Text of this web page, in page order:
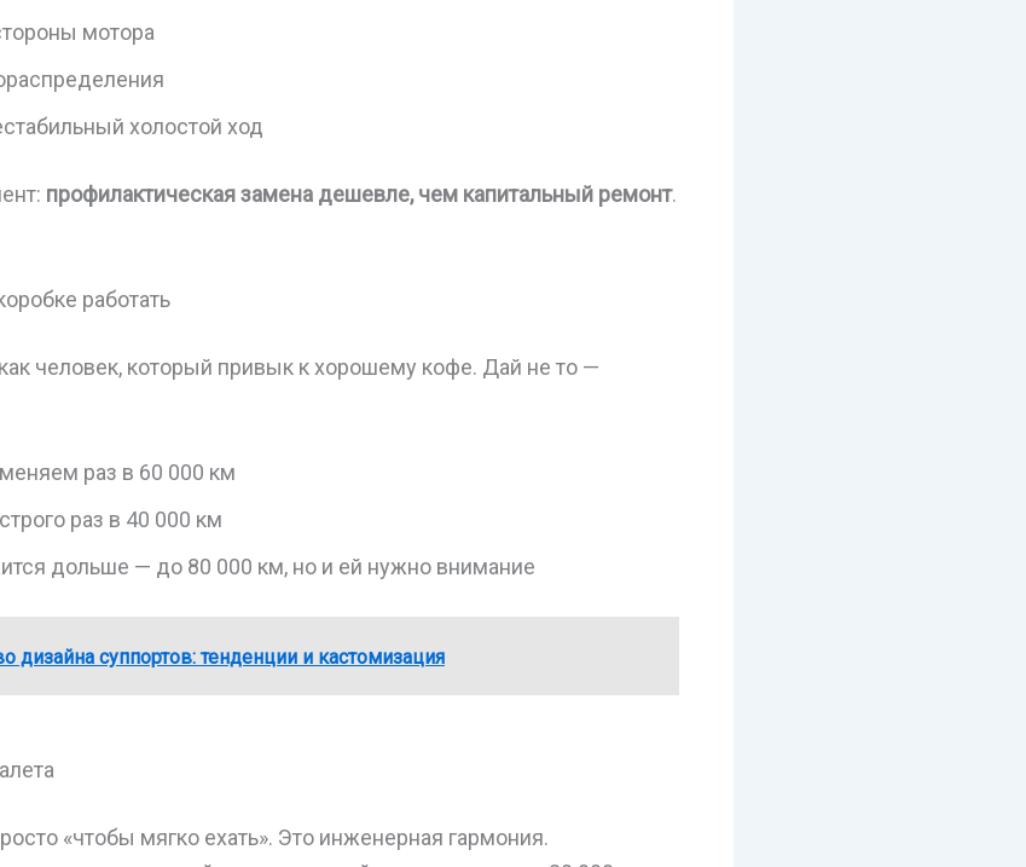
мотора
холостой ход
профилактическая замена дешевле, чем капитальный ремонт.
работать
человек, который привык к хорошему кофе. Дай не то —
раз в 60 000 км
раз в 40 000 км
дольше — до 80 000 км, но и ей нужно внимание
дизайна суппортов: тенденции и кастомизация
«чтобы мягко ехать». Это инженерная гармония.